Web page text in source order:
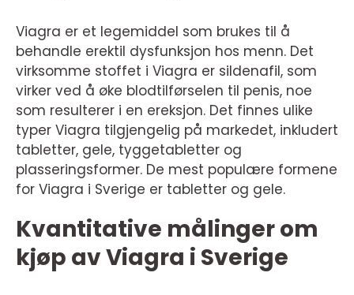
Viagra er et legemiddel som brukes til å
behandle erektil dysfunksjon hos menn. Det
virksomme stoffet i Viagra er sildenafil, som
virker ved å øke blodtilførselen til penis, noe
som resulterer i en ereksjon. Det finnes ulike
typer Viagra tilgjengelig på markedet, inkludert
tabletter, gele, tyggetabletter og
plasseringsformer. De mest populære formene
for Viagra i Sverige er tabletter og gele.
Kvantitative målinger om
kjøp av Viagra i Sverige